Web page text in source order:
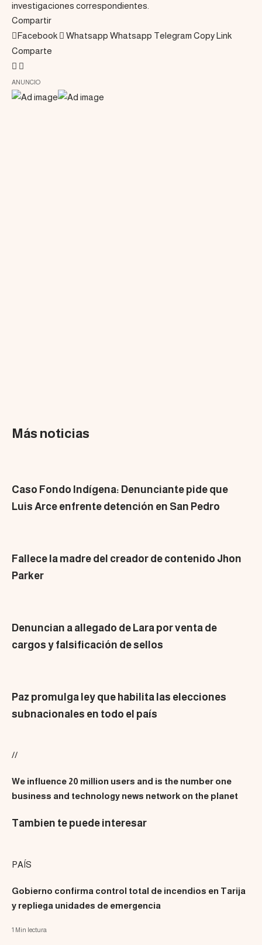
investigaciones correspondientes.
Compartir
Facebook
Whatsapp Whatsapp Telegram Copy Link
Comparte
ANUNCIO
Más noticias
Caso Fondo Indígena: Denunciante pide que
Luis Arce enfrente detención en San Pedro
Fallece la madre del creador de contenido Jhon
Parker
Denuncian a allegado de Lara por venta de
cargos y falsificación de sellos
Paz promulga ley que habilita las elecciones
subnacionales en todo el país
//
We influence 20 million users and is the number one
business and technology news network on the planet
Tambien te puede interesar
PAÍS
Gobierno confirma control total de incendios en Tarija
y repliega unidades de emergencia
1 Min lectura